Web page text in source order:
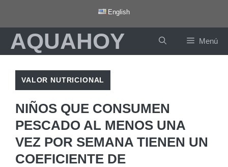
contenido
English
AQUAHOY Menú
VALOR NUTRICIONAL
NIÑOS QUE CONSUMEN
PESCADO AL MENOS UNA
VEZ POR SEMANA TIENEN UN
COEFICIENTE DE